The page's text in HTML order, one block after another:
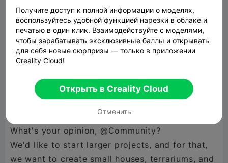
umsetzen Könnte ?
Schreibt uns gerne eure Meinung in die
Kommentare.
What's your opinion, @Community?
We'd like to start larger projects, and for that,
we want to create small houses, terrariums, and
Получите доступ к полной информации о моделях,
воспользуйтесь удобной функцией нарезки в облаке и
печатью в один клик. Взаимодействуйте с моделями,
чтобы зарабатывать эксклюзивные баллы и открывать
для себя новые сюрпризы — только в приложении
Creality Cloud!
Открыть в Creality Cloud
Отменить